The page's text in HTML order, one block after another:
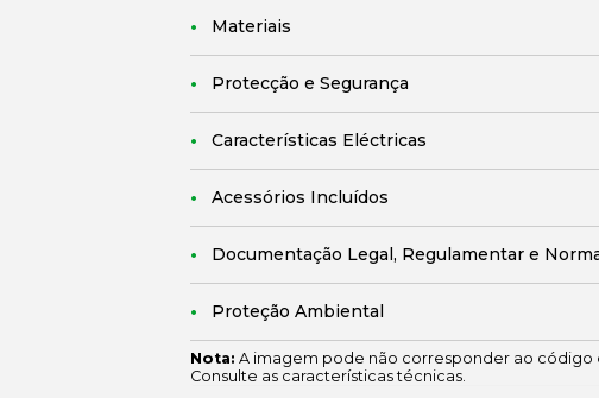
Materiais
Protecção e Segurança
Características Eléctricas
Acessórios Incluídos
Documentação Legal, Regulamentar e
Proteção Ambiental
Nota: A imagem pode não corresponder ao
Consulte as características técnicas.